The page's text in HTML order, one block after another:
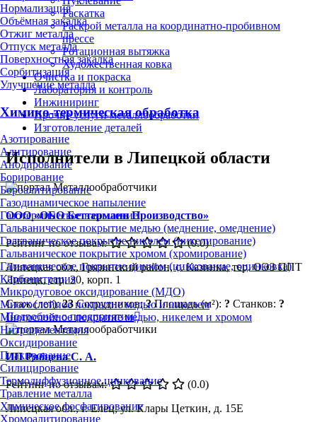
Нормализация
Объёмная закалка
Отжиг металла
Отпуск металла
Поверхностная закалка
Сорбитизация
Улучшение металла
Химико-термическая обработка
Азотирование
Алитирование
Анодирование
Борирование
Бороалитирование
Газодинамическое напыление
Газотермическое напыление
Гальваническое покрытие медью (меднение, омеднение)
Гальваническое покрытие никелем (никелирование)
Гальваническое покрытие хромом (хромирование)
Гальваническое покрытие цинком (цинкование, оцинковка)
Карбонитрация
Микродуговое оксидирование (МДО)
Многослойное покрытие медью и никелем
Многослойное покрытие медью, никелем и хромом
Нитроцементация
Оксидирование
Плакирование
Силицирование
Термодиффузионное цинкование
Травление металла
Химическое фосфатирование
Хромоалитирование
Раскатка
Раскрой металла на координатно-пробивном
прессе
Ротационная вытяжка
Художественная ковка
Очистка и покраска
Лаборатория и контроль
Инжиниринг
Прочие услуги металлообработки
Изготовление деталей
Исполнители в Липецкой области
ООО «ОБО Беттерманн Производство»
Рейтинг по отзывам:
(0.0)
Липецкая обл., Грязинский район, с. Казинка, тер. ОЭЗ ППТ
Липецк, стр. 30, корп. 1
Стаж (лет):23 Сотрудников:? Площадь (м²): ? Станков: ?
Подробнее о предприятии
ИП Рябцева С. А.
Рейтинг по отзывам:
(0.0)
Липецкая обл., г. Елец, ул. Клары Цеткин, д. 15Е